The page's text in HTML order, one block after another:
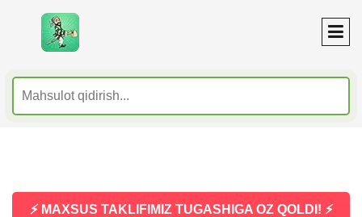
⚡ MAXSUS TAKLIFIMIZ TUGASHIGA OZ QOLDI! ⚡